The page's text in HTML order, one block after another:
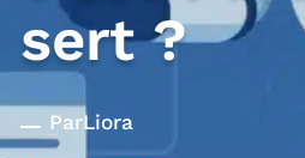
sert ?
ParLiora